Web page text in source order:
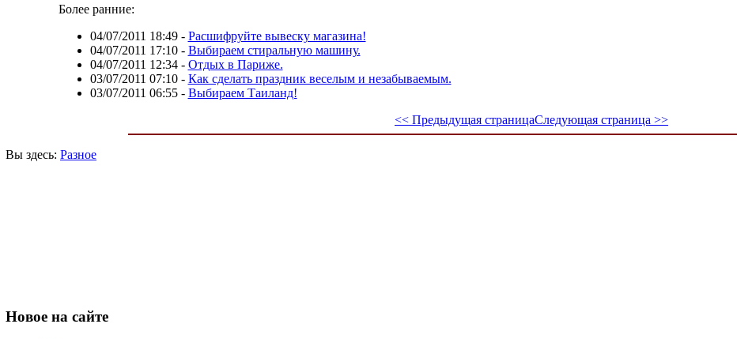
Более ранние:
04/07/2011 18:49- Расшифруйте вывеску магазина!
04/07/2011 17:10- Выбираем стиральную машину.
04/07/2011 12:34- Отдых в Париже.
03/07/2011 07:10- Как сделать праздник веселым и незабываемым.
03/07/2011 06:55- Выбираем Таиланд!
<< Предыдущая страницаСледующая страница >>
Вы здесь: Разное
Новое на сайте